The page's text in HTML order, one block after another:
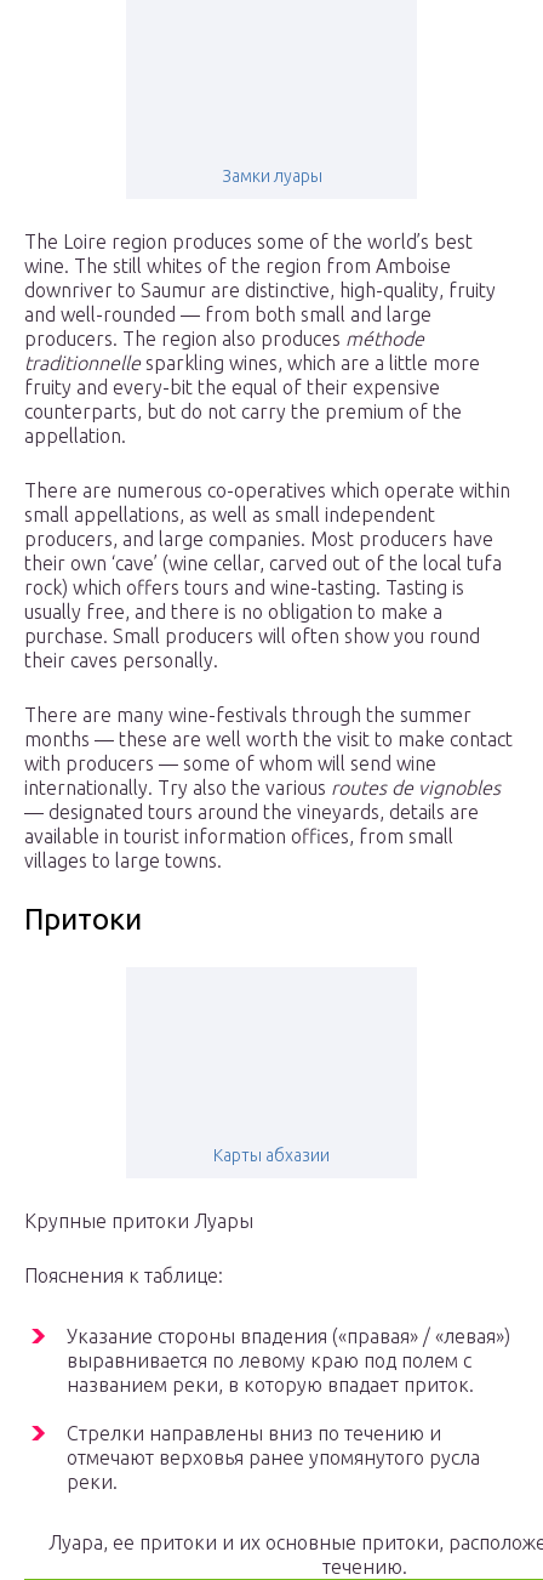
Замки луары
The Loire region produces some of the world’s best
wine. The still whites of the region from Amboise
downriver to Saumur are distinctive, high-quality, fruity
and well-rounded — from both small and large
producers. The region also produces méthode
traditionnellesparkling wines, which are a little more
fruity and every-bit the equal of their expensive
counterparts, but do not carry the premium of the
appellation.
There are numerous co-operatives which operate within
small appellations, as well as small independent
producers, and large companies. Most producers have
their own ‘cave’ (wine cellar, carved out of the local tufa
rock) which offers tours and wine-tasting. Tasting is
usually free, and there is no obligation to make a
purchase. Small producers will often show you round
their caves personally.
There are many wine-festivals through the summer
months — these are well worth the visit to make contact
with producers — some of whom will send wine
internationally. Try also the various routes de vignobles
— designated tours around the vineyards, details are
available in tourist information offices, from small
villages to large towns.
Притоки
Карты абхазии
Крупные притоки Луары
Пояснения к таблице:
Указание стороны впадения («правая» / «левая»)
выравнивается по левому краю под полем с
названием реки, в которую впадает приток.
Стрелки направлены вниз по течению и
отмечают верховья ранее упомянутого русла
реки.
Луара, ее притоки и их основные притоки,
течению.